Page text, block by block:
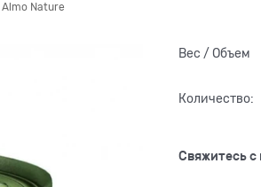
Almo Nature
Вес / Объем
Количество:
Свяжитесь с